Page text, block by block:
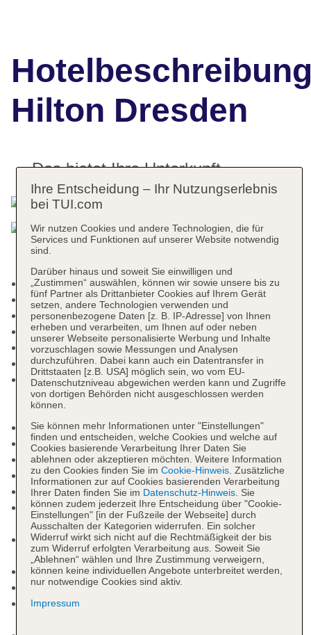
Hilton Dresden
Das bietet Ihre Unterkunft
Kurtaxe/Ökotaxe/Touristensteuer zahlbar vor Ort
Check-in Zeit ab 15:00 Uhr
Check-out Zeit bis 12:00 Uhr
Early Check-in: gegen Gebühr
Hoteleröffnung: 1990
Letzte Komplettrenovierung: 2010
Rezeption: täglich 24 Stunden, Sprachen:
deutsch, englisch, spanisch, italienisch,
Hotelsafe: ohne Gebühr
Lift
Gemeinschaftslounge/TV-Bereich
Geldautomat in der Unterkunft
begrünter Innenhof, Sonnenterrasse
Pools: 1
Pool „Pool mit Gegenstromanlage (7 x 10 m)“:
gegen Gebühr, Indoor, im Wellnessbereich
Whirlpool: gegen Gebühr, Outdoor, im
Wellnessbereich
Badetücher
Ladenzeile
Internet: WLAN/WiFi, im öffentlichen Bereich:
Ihre Entscheidung – Ihr Nutzungserlebnis
bei TUI.com
Wir nutzen Cookies und andere Technologien, die für
Services und Funktionen auf unserer Website notwendig
sind.
Darüber hinaus und soweit Sie einwilligen und
„Zustimmen“ auswählen, können wir sowie unsere bis zu
fünf Partner als Drittanbieter Cookies auf Ihrem Gerät
setzen, andere Technologien verwenden und
personenbezogene Daten [z. B. IP-Adresse] von Ihnen
erheben und verarbeiten, um Ihnen auf oder neben
unserer Webseite personalisierte Werbung und Inhalte
vorzuschlagen sowie Messungen und Analysen
durchzuführen. Dabei kann auch ein Datentransfer in
Drittstaaten [z.B. USA] möglich sein, wo vom EU-
Datenschutzniveau abgewichen werden kann und Zugriffe
von dortigen Behörden nicht ausgeschlossen werden
können.
Sie können mehr Informationen unter "Einstellungen"
finden und entscheiden, welche Cookies und welche auf
Cookies basierende Verarbeitung Ihrer Daten Sie
ablehnen oder akzeptieren möchten. Weitere Information
zu den Cookies finden Sie im Cookie-Hinweis. Zusätzliche
Informationen zur auf Cookies basierenden Verarbeitung
Ihrer Daten finden Sie im Datenschutz-Hinweis. Sie
können zudem jederzeit Ihre Entscheidung über "Cookie-
Einstellungen" [in der Fußzeile der Webseite] durch
Ausschalten der Kategorien widerrufen. Ein solcher
Widerruf wirkt sich nicht auf die Rechtmäßigkeit der bis
zum Widerruf erfolgten Verarbeitung aus. Soweit Sie
„Ablehnen“ wählen und Ihre Zustimmung verweigern,
können keine individuellen Angebote unterbreitet werden,
nur notwendige Cookies sind aktiv.
Impressum